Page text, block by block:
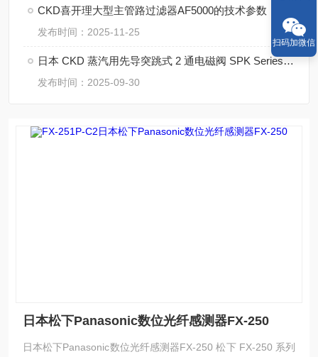
CKD喜开理大型主管路过滤器AF5000的技术参数
发布时间：2025-11-25
日本 CKD 蒸汽用先导突跳式 2 通电磁阀 SPK Series 技术全解析
发布时间：2025-09-30
日本松下Panasonic数位光纤感测器FX-250
日本松下Panasonic数位光纤感测器FX-250 松下 FX-250 系列
扫码加微信